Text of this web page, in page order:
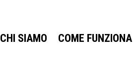
CHI SIAMO COME FUNZIONA
CHI SIAMO COME FUNZIONA